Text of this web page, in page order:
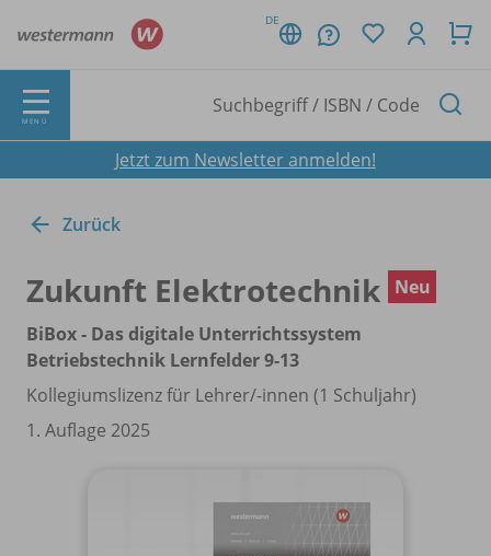
DE
MENÜ
Jetzt zum Newsletter anmelden!
Zurück
Zukunft Elektrotechnik
Neu
BiBox - Das digitale Unterrichtssystem
Betriebstechnik Lernfelder 9-13
Kollegiumslizenz für Lehrer/-innen (1 Schuljahr)
1. Auflage 2025